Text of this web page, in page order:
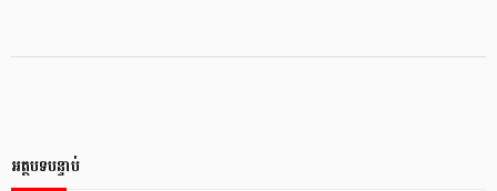
អត្ថបទបន្ទាប់